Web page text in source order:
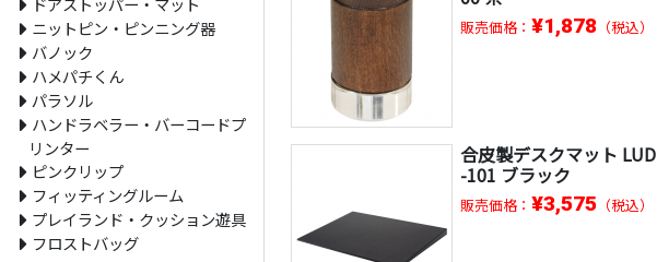
販売価格： ¥1,878 （税込）
合皮製デスクマット LUD
-101 ブラック
販売価格： ¥3,575 （税込）
ニットピン・ピンニング器
バノック
ハメパチくん
パラソル
ハンドラベラー・バーコードプ
リンター
ピンクリップ
フィッティングルーム
プレイランド・クッション遊具
フロストバッグ